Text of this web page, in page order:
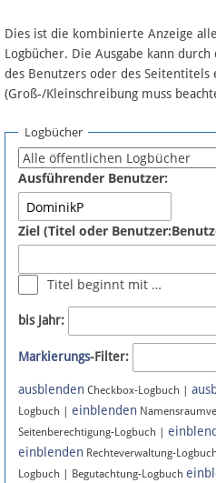
Artikel nach Kategorien
FAQ
Fördermitglied werden
Fehler melden
Newsletter
Bluesky
Facebook
Instagram
Dies ist die kombinierte Anzeige
Logbücher. Die Ausgabe kann
des Benutzers oder des Seitentitels
(Groß-/Kleinschreibung muss
Logbücher
Ausführender Benutzer:
Ziel (Titel oder
Titel beginnt mit …
bis Jahr:
Markierungs-Filter:
ausblenden Checkbox-Logbuch |
Logbuch | einblenden
Seitenberechtigung-Logbuch |
einblenden Rechteverwaltung-
Logbuch | Begutachtung-Logbuch